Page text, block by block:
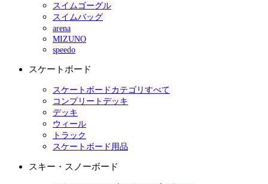
スイムゴーグル
スイムバッグ
arena
MIZUNO
speedo
スケートボード
スケートボードカテゴリすべて
コンプリートデッキ
デッキ
ウィール
トラック
スケートボード用品
スキー・スノーボード